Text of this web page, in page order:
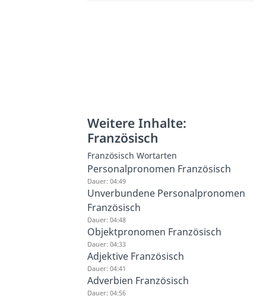
Weitere Inhalte:
Französisch
Französisch Wortarten
Personalpronomen Französisch
Dauer: 04:49
Unverbundene Personalpronomen
Französisch
Dauer: 04:48
Objektpronomen Französisch
Dauer: 04:33
Adjektive Französisch
Dauer: 04:41
Adverbien Französisch
Dauer: 04:56